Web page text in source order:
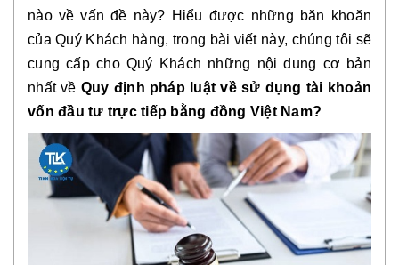
nào về vấn đề này? Hiểu được những băn khoăn
của Quý Khách hàng, trong bài viết này, chúng tôi sẽ
cung cấp cho Quý Khách những nội dung cơ bản
nhất về Quy định pháp luật về sử dụng tài khoản
vốn đầu tư trực tiếp bằng đồng Việt Nam?